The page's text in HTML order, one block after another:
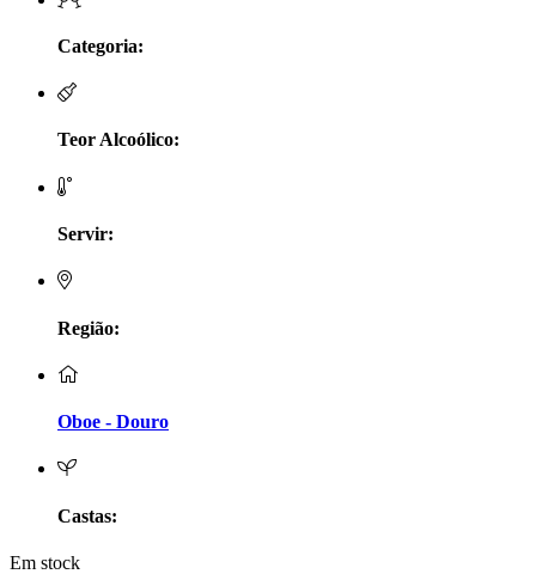
LV Lobo Vasconcelos Alentejo
Oboe - Douro
Categoria:
Teor Alcoólico:
Servir:
Região:
Oboe - Douro
Castas:
Em stock